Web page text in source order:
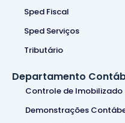
Sped Fiscal
Sped Serviços
Tributário
Departamento
Controle de Imobilizado
Demonstrações